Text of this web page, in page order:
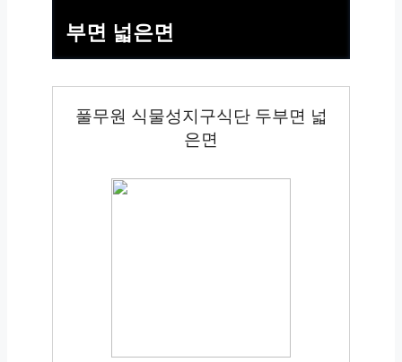
부면 넓은면
풀무원 식물성지구식단 두부면 넓
은면